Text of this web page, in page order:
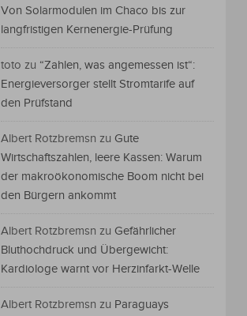
Von Solarmodulen im Chaco bis zur
langfristigen Kernenergie-Prüfung
toto zu “Zahlen, was angemessen ist“:
Energieversorger stellt Stromtarife auf
den Prüfstand
Albert Rotzbremsn zu Gute
Wirtschaftszahlen, leere Kassen: Warum
der makroökonomische Boom nicht bei
den Bürgern ankommt
Albert Rotzbremsn zu Gefährlicher
Bluthochdruck und Übergewicht:
Kardiologe warnt vor Herzinfarkt-Welle
Albert Rotzbremsn zu Paraguays